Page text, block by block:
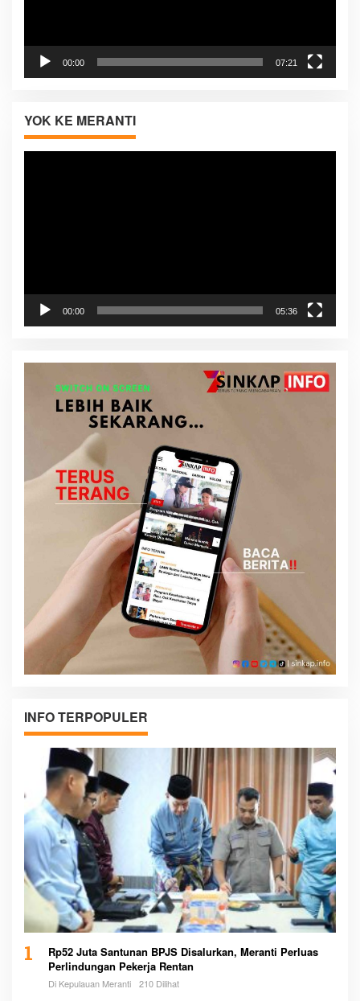
00:00 07:21
YOK KE MERANTI
Pemutar
00:00 05:36
INFO TERPOPULER
1
Rp52 Juta Santunan BPJS Disalurkan, Meranti Perluas
Perlindungan Pekerja Rentan
Di Kepulauan Meranti 210 Dilihat